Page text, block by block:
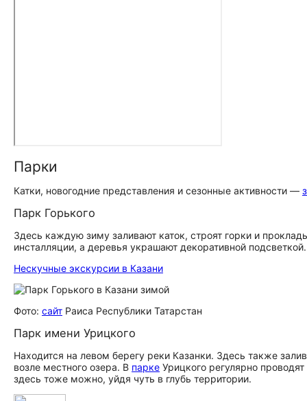
Парки
Катки, новогодние представления и сезонные активности —
Парк Горького
Здесь каждую зиму заливают каток, строят горки и
инсталляции, а деревья украшают декоративной подсветкой.
Нескучные экскурсии в Казани
Фото: сайт Раиса Республики Татарстан
Парк имени Урицкого
Находится на левом берегу реки Казанки. Здесь также
возле местного озера. В парке Урицкого регулярно
здесь тоже можно, уйдя чуть в глубь территории.